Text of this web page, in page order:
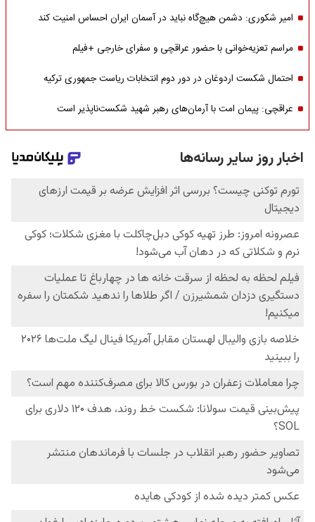
امیر شکوری: دشمن هیچ‌گاه نباید در آسمان ایران احساس امنیت کند
مراسم تعزیه‌خوانی با حضور عراقچی و سفرای خارجی +فیلم
احتمال شکست اردوغان در دور دوم انتخابات ریاست جمهوری ترکیه
عراقچی: پیمان امت با آرمان‌های رهبر شهید شکست‌ناپذیر است